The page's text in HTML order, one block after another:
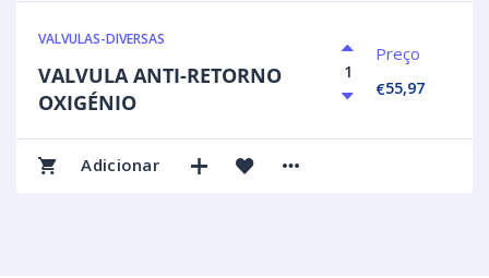
VALVULAS-DIVERSAS
VALVULA ANTI-RETORNO
OXIGÉNIO
Preço
€55,97
Adicionar